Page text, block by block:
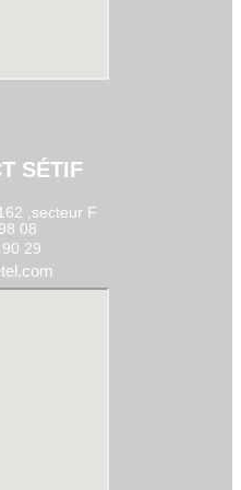
SÉTIF
,secteur F
08
29